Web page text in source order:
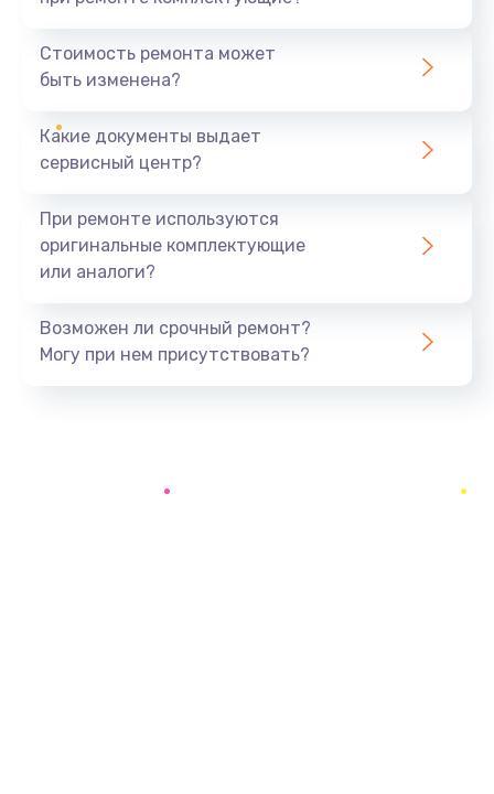
545 руб.
Замена вебкамеры
Ремонт петель крышки
Заказать
Стоимость ремонта может
быть изменена?
Какие документы выдает
сервисный центр?
При ремонте используются
оригинальные комплектующие
или аналоги?
Возможен ли срочный ремонт?
Могу при нем присутствовать?